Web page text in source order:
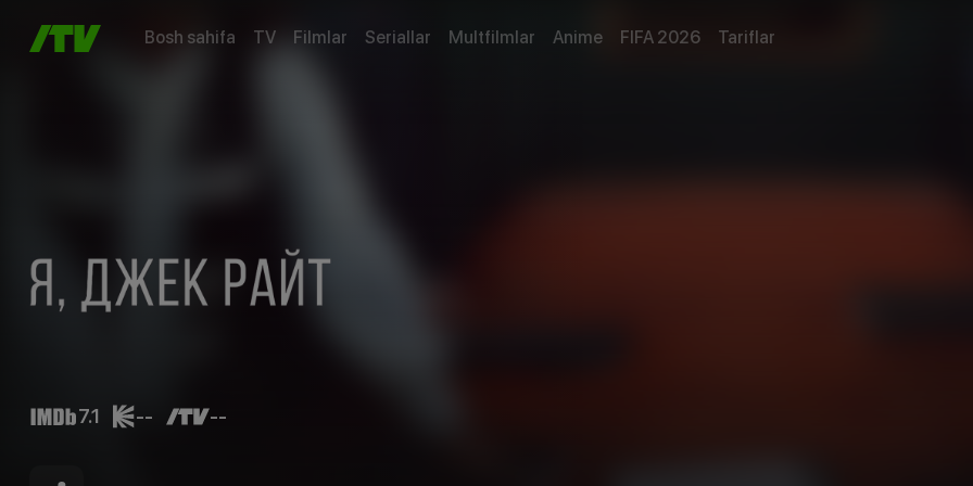
Bosh sahifa TV Filmlar Seriallar Multfilmlar Anime FIFA 2026 Tariflar
7.1 -- --